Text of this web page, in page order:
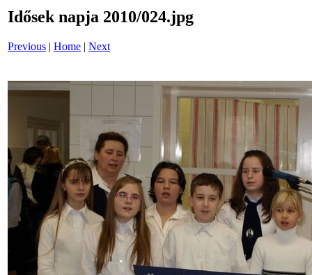
Idősek napja 2010/024.jpg
Previous | Home | Next